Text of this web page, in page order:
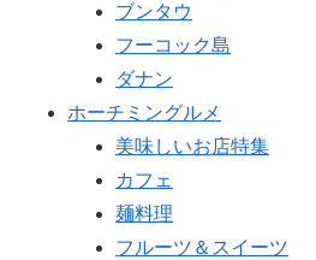
ブンタウ
フーコック島
ダナン
ホーチミングルメ
美味しいお店特集
カフェ
麺料理
フルーツ＆スイーツ